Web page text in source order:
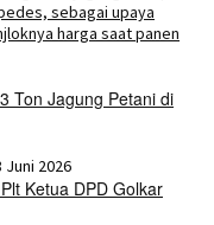
Ton Jagung Petani di
Juni 2026
Ketua DPD Golkar